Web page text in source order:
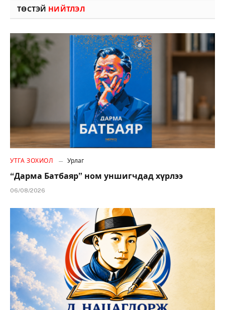
ТӨСТЭЙ НИЙТЛЭЛ
УТГА ЗОХИОЛ Урлаг
“Дарма Батбаяр” ном уншигчдад хүрлээ
06/08/2026